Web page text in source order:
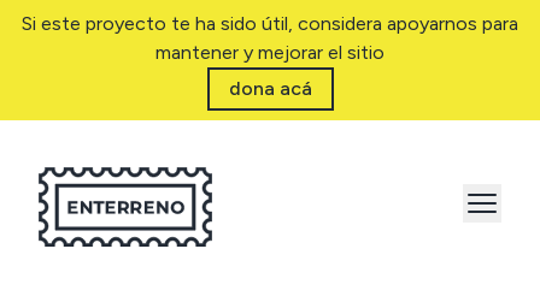
Si este proyecto te ha sido útil, considera apoyarnos para
mantener y mejorar el sitio
dona acá